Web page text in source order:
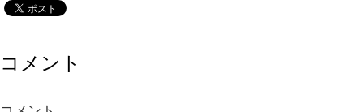
コメント